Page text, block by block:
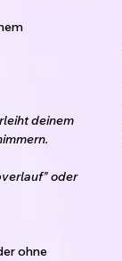
deinem
oder
ohne